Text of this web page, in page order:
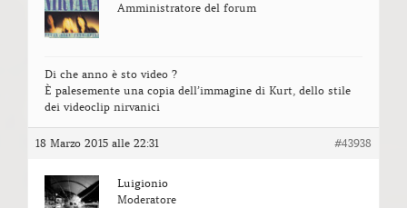
Amministratore del forum
Di che anno è sto video ?
È palesemente una copia dell’immagine di Kurt, dello stile
dei videoclip nirvanici
18 Marzo 2015 alle 22:31 #43938
Luigionio
Moderatore